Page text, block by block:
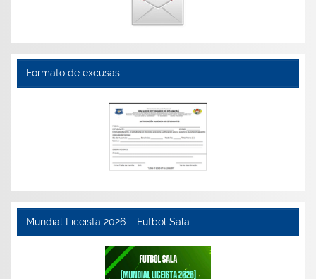
Formato de excusas
Mundial Liceista 2026 – Futbol Sala